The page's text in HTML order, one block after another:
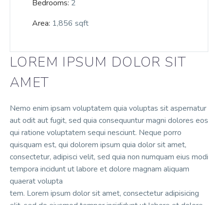
Bedrooms: 2
Area: 1,856 sqft
LOREM IPSUM DOLOR SIT
AMET
Nemo enim ipsam voluptatem quia voluptas sit aspernatur
aut odit aut fugit, sed quia consequuntur magni dolores eos
qui ratione voluptatem sequi nesciunt. Neque porro
quisquam est, qui dolorem ipsum quia dolor sit amet,
consectetur, adipisci velit, sed quia non numquam eius modi
tempora incidunt ut labore et dolore magnam aliquam
quaerat volupta
tem. Lorem ipsum dolor sit amet, consectetur adipisicing